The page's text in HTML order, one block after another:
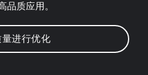
品质应用。
进行优化